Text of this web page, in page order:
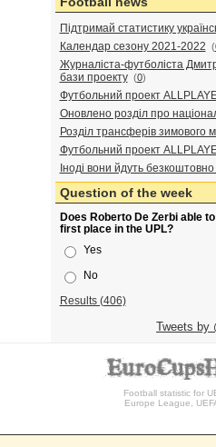
Підтримай статистику
Календар сезону 2021-2022 (
Журналіста-футболіста
бази проекту (0)
Футбольний проект
Оновлено розділ про
Розділ трансферів зимового
Футбольний проект
Іноді вони йдуть
Question of the week
Does Roberto De Zerbi able
first place in the UPL?
Yes
No
Results (406)
Tweets by
Football statistic for
Europe League,